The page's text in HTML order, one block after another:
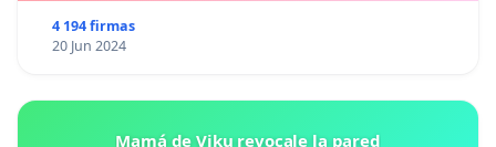
4 194 firmas
20 Jun 2024
Mamá de Viku revocale la pared